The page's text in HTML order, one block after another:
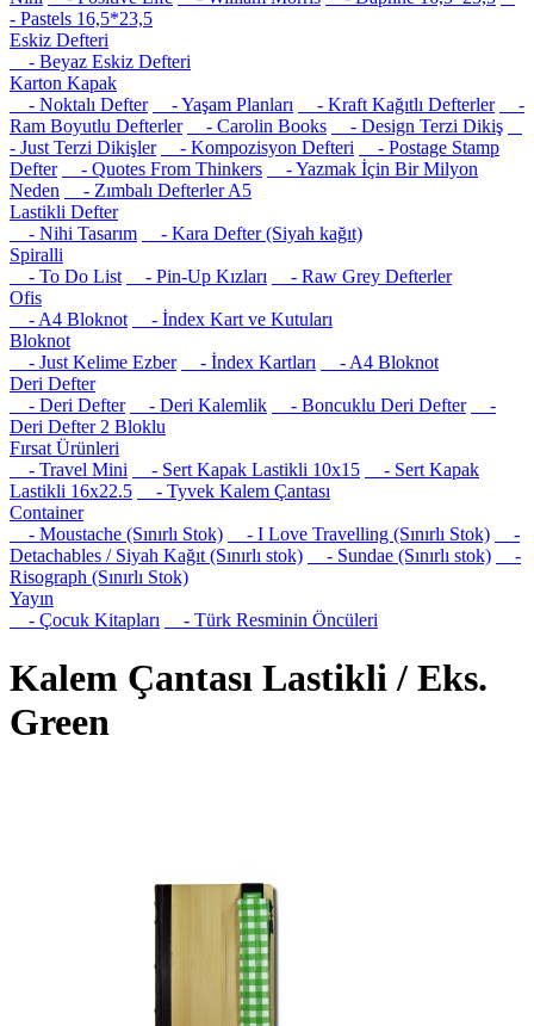
- Pastels 16,5*23,5
Eskiz Defteri
- Beyaz Eskiz Defteri
Karton Kapak
- Noktalı Defter
- Yaşam Planları - Kraft Kağıtlı Defterler
-
Ram Boyutlu Defterler
- Carolin Books
- Design Terzi Dikiş
- Just Terzi Dikişler
- Kompozisyon Defteri
- Postage Stamp
Defter
- Quotes From Thinkers
- Yazmak İçin Bir Milyon
Neden
- Zımbalı Defterler A5
Lastikli Defter
- Nihi Tasarım
- Kara Defter (Siyah kağıt)
Spiralli
- To Do List
- Pin-Up Kızları
- Raw Grey Defterler
Ofis
- A4 Bloknot
- İndex Kart ve Kutuları
Bloknot
- Just Kelime Ezber
- İndex Kartları
- A4 Bloknot
Deri Defter
- Deri Defter
- Deri Kalemlik - Boncuklu Deri Defter
-
Deri Defter 2 Bloklu
Fırsat Ürünleri
- Travel Mini
- Sert Kapak Lastikli 10x15
- Sert Kapak
Lastikli 16x22.5
- Tyvek Kalem Çantası
Container
- Moustache (Sınırlı Stok)
- I Love Travelling (Sınırlı Stok)
-
Detachables / Siyah Kağıt (Sınırlı stok)
- Sundae (Sınırlı stok)
-
Risograph (Sınırlı Stok)
Yayın
- Çocuk Kitapları
- Türk Resminin Öncüleri
Kalem Çantası Lastikli / Eks.
Green